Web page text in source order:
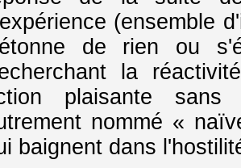
(ensemble
de rien ou
la
plaisante sans
nommé «
baignent dans